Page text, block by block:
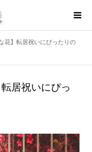
花】転居祝いにぴったりの
居祝いにぴっ